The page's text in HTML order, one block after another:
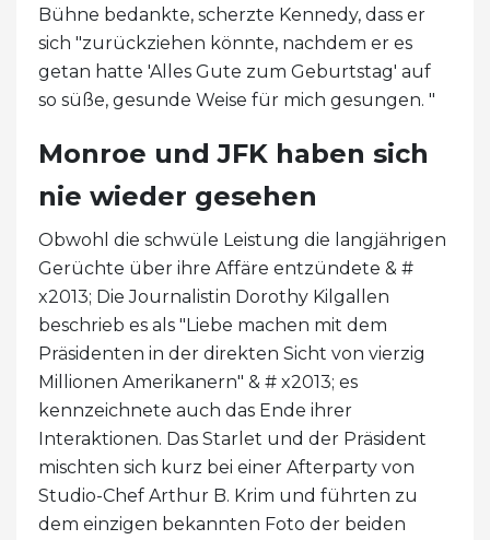
Bühne bedankte, scherzte Kennedy, dass er
sich "zurückziehen könnte, nachdem er es
getan hatte 'Alles Gute zum Geburtstag' auf
so süße, gesunde Weise für mich gesungen. "
Monroe und JFK haben sich
nie wieder gesehen
Obwohl die schwüle Leistung die langjährigen
Gerüchte über ihre Affäre entzündete & #
x2013; Die Journalistin Dorothy Kilgallen
beschrieb es als "Liebe machen mit dem
Präsidenten in der direkten Sicht von vierzig
Millionen Amerikanern" & # x2013; es
kennzeichnete auch das Ende ihrer
Interaktionen. Das Starlet und der Präsident
mischten sich kurz bei einer Afterparty von
Studio-Chef Arthur B. Krim und führten zu
dem einzigen bekannten Foto der beiden